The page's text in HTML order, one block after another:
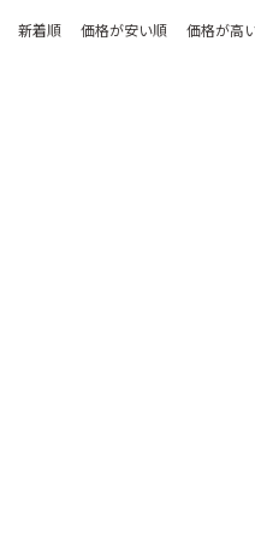
新着順 価格が安い順 価格が高